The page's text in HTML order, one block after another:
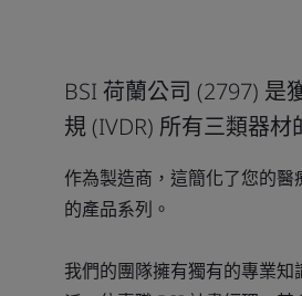
BSI 荷蘭公司 (2797) 是
規 (IVDR) 所有三類器
作為製造商，這簡化了您的
的產品系列。
我們的團隊擁有獨有的專業